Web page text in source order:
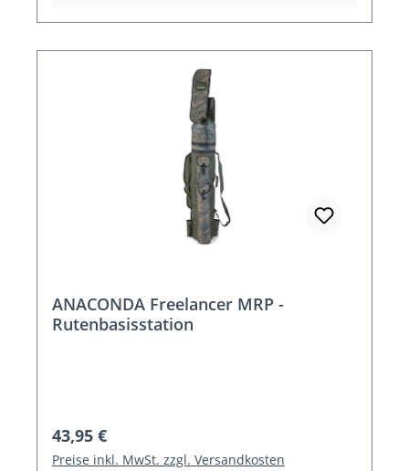
ANACONDA Freelancer MRP -
Rutenbasisstation
Regulärer Preis:
43,95 €
Preise inkl. MwSt. zzgl. Versandkosten